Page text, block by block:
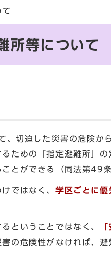
所等について
切迫した災害の危険か
ための「指定避難所」の
とができる（同法第49
ではなく、 学区ごとに優
ということではなく、
の危険性がなければ、